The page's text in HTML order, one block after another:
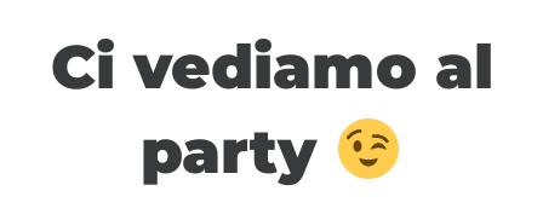
Ci vediamo al
party